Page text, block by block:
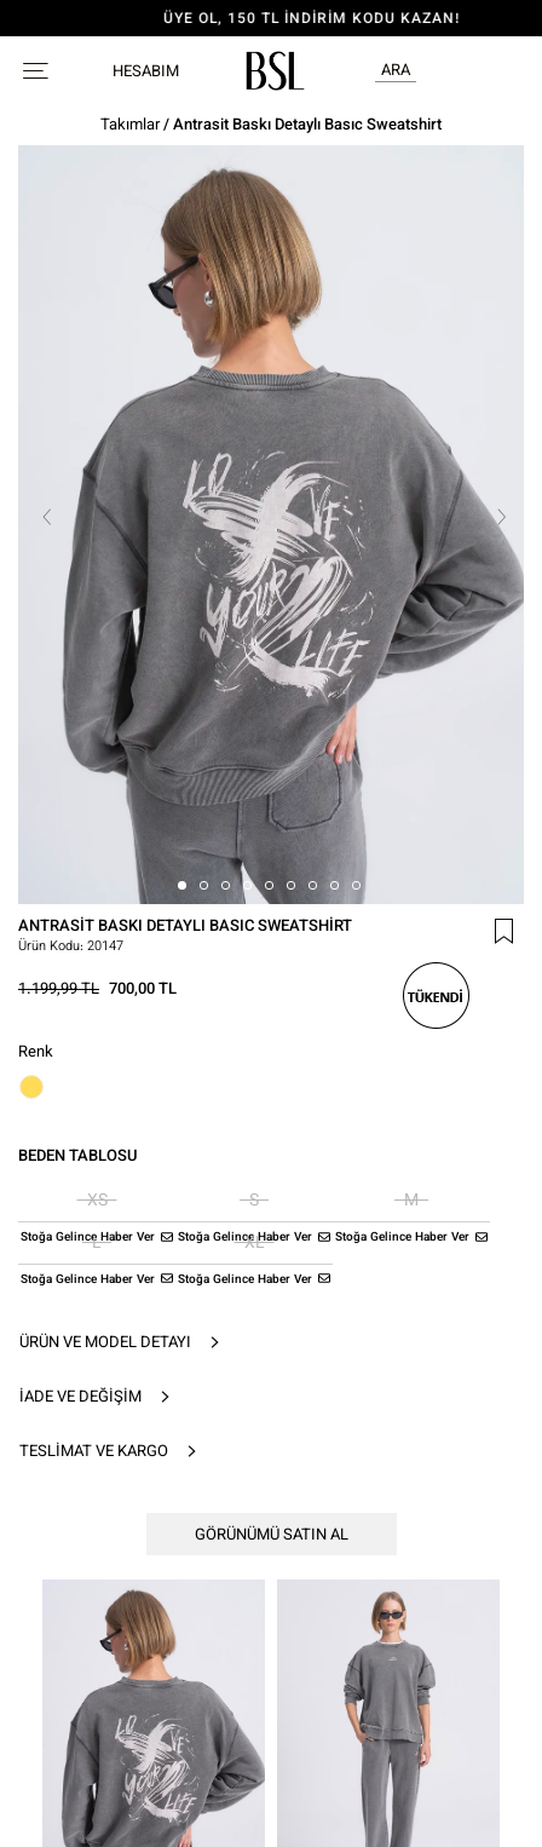
ÜYE OL, 150 TL İNDİRİM KODU KAZAN!
HESABIM ARA
ÜRÜN VE MODEL DETAYI
İADE VE DEĞIŞIM
TESLIMAT VE KARGO
Takımlar/ Antrasit Baskı Detaylı Basıc Sweatshirt
ANTRASIT BASKI DETAYLI BASIC SWEATSHIRT
Ürün Kodu: 20147
1.199,99 TL 700,00 TL
Renk
BEDEN TABLOSU
Stoğa Gelince Haber Ver
XS
Stoğa Gelince Haber Ver
S
Stoğa Gelince Haber Ver
M
Stoğa Gelince Haber Ver
L
Stoğa Gelince Haber Ver
XL
GÖRÜNÜMÜ SATIN AL